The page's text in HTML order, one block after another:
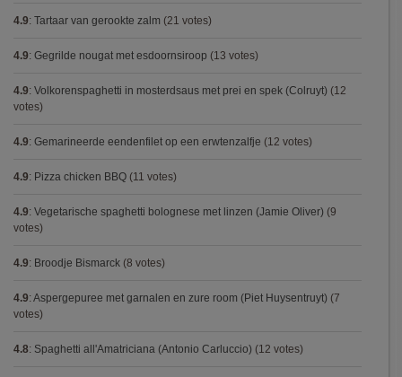
4.9: Tartaar van gerookte zalm (21 votes)
4.9: Gegrilde nougat met esdoornsiroop (13 votes)
4.9: Volkorenspaghetti in mosterdsaus met prei en spek (Colruyt) (12
votes)
4.9: Gemarineerde eendenfilet op een erwtenzalfje (12 votes)
4.9: Pizza chicken BBQ (11 votes)
4.9: Vegetarische spaghetti bolognese met linzen (Jamie Oliver) (9
votes)
4.9: Broodje Bismarck (8 votes)
4.9: Aspergepuree met garnalen en zure room (Piet Huysentruyt) (7
votes)
4.8: Spaghetti all'Amatriciana (Antonio Carluccio) (12 votes)